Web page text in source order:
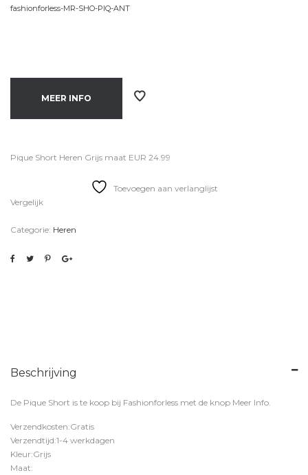
fashionforless-MR-SHO-PIQ-ANT
MEER INFO
Pique Short Heren Grijs maat EUR 24.99
Toevoegen aan verlanglijst
Vergelijk
Categorie: Heren
Beschrijving
De Pique Short is te koop bij Fashionforless met de knop Meer Info.
Verzendkosten:Gratis
Verzendtijd:1-4 werkdagen
Kleur:Grijs
Maat: